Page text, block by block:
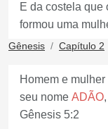
E da costela que
formou uma
Gênesis Capítulo 2
Homem e
seu nome ADÃO
Gênesis 5:2